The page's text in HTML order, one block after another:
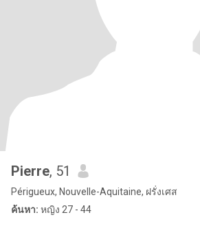
Pierre, 51
Périgueux, Nouvelle-Aquitaine, ฝรั่งเศส
ค้นหา: หญิง 27 - 44